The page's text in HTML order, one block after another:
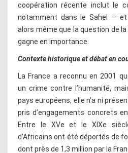
coopération récente inclut le
notamment dans le Sahel —
alors même que la question de
gagne en importance.
Contexte historique et débat en
La France a reconnu en 2001
un crime contre l’humanité,
pays européens, elle n’a ni
pris d’engagements concrets
Entre le XVe et le XIXe
d’Africains ont été déportés de
dont près de 1,3 million par la